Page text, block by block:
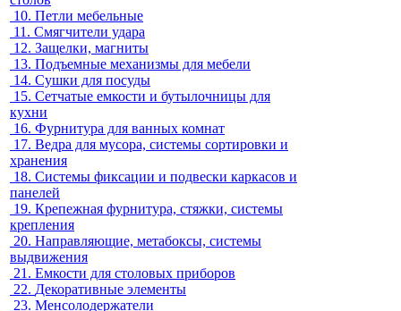
10. Петли мебельные
11. Смягчители удара
12. Защелки, магниты
13. Подъемные механизмы для мебели
14. Сушки для посуды
15. Сетчатые емкости и бутылочницы для
кухни
16. Фурнитура для ванных комнат
17. Ведра для мусора, системы сортировки и
хранения
18. Системы фиксации и подвески каркасов и
панелей
19. Крепежная фурнитура, стяжки, системы
крепления
20. Направляющие, метабоксы, системы
выдвижения
21. Емкости для столовых приборов
22. Декоративные элементы
23. Менсолодержатели